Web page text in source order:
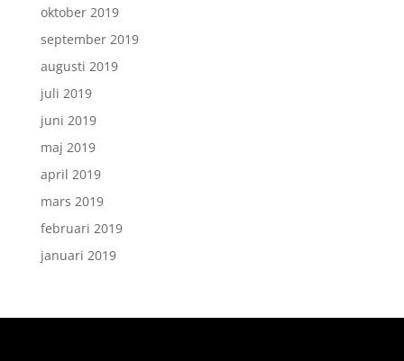
oktober 2019
september 2019
augusti 2019
juli 2019
juni 2019
maj 2019
april 2019
mars 2019
februari 2019
januari 2019